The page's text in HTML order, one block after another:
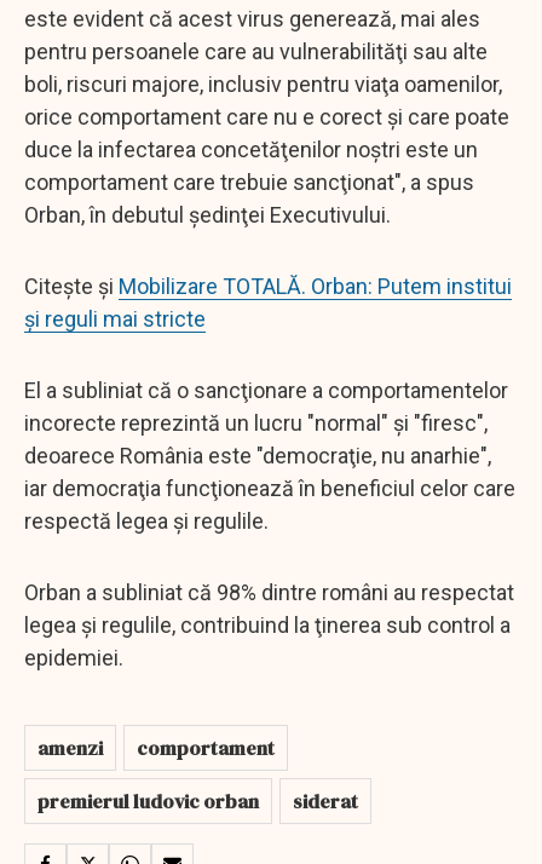
este evident că acest virus generează, mai ales
pentru persoanele care au vulnerabilităţi sau alte
boli, riscuri majore, inclusiv pentru viaţa oamenilor,
orice comportament care nu e corect şi care poate
duce la infectarea concetăţenilor noştri este un
comportament care trebuie sancţionat", a spus
Orban, în debutul şedinţei Executivului.
Citește și Mobilizare TOTALĂ. Orban: Putem institui
și reguli mai stricte
El a subliniat că o sancţionare a comportamentelor
incorecte reprezintă un lucru "normal" şi "firesc",
deoarece România este "democraţie, nu anarhie",
iar democraţia funcţionează în beneficiul celor care
respectă legea şi regulile.
Orban a subliniat că 98% dintre români au respectat
legea şi regulile, contribuind la ţinerea sub control a
epidemiei.
amenzi
comportament
premierul ludovic orban
siderat